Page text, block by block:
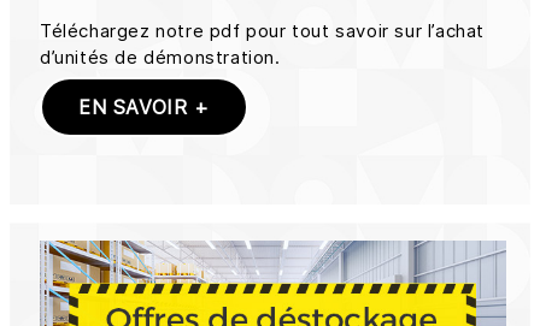
Téléchargez notre pdf pour tout savoir sur l’achat
d’unités de démonstration.
EN SAVOIR +